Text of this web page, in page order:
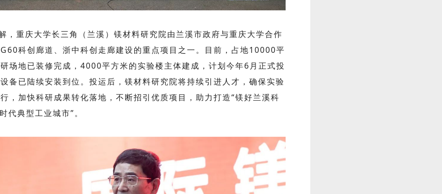
，重庆大学长三角（兰溪）镁材料研究院由兰溪市政府与重庆大学合作
科创廊道、浙中科创走廊建设的重点项目之一。目前，占地10000平
场地已装修完成，4000平方米的实验楼主体建成，计划今年6月正式投
备已陆续安装到位。投运后，镁材料研究院将持续引进人才，确保实验
，加快科研成果转化落地，不断招引优质项目，助力打造“镁好兰溪科
代典型工业城市”。